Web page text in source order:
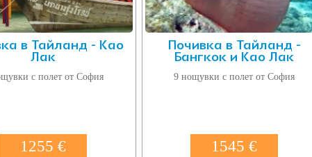
в Тайланд - Као
Лак
с полет от София
1255 €
Почивка в Тайланд -
Бангкок и Као Лак
9 нощувки с полет от София
1545 €